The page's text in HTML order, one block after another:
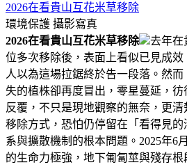
2026在看貴山互花米草移除
環境保護 攝影寫真
2026在看貴山互花米草移除
去年在
位多次移除後，表面上看似已見成
人以為這場拉鋸終於告一段落。然
失的植株卻再度冒出，零星蔓延，
反覆，不只是現地觀察的無奈，更
移除方式，恐怕仍停留在「看得見
系與擴散機制的根本問題。2025年6
的生命力極強，地下匍匐莖與殘存根